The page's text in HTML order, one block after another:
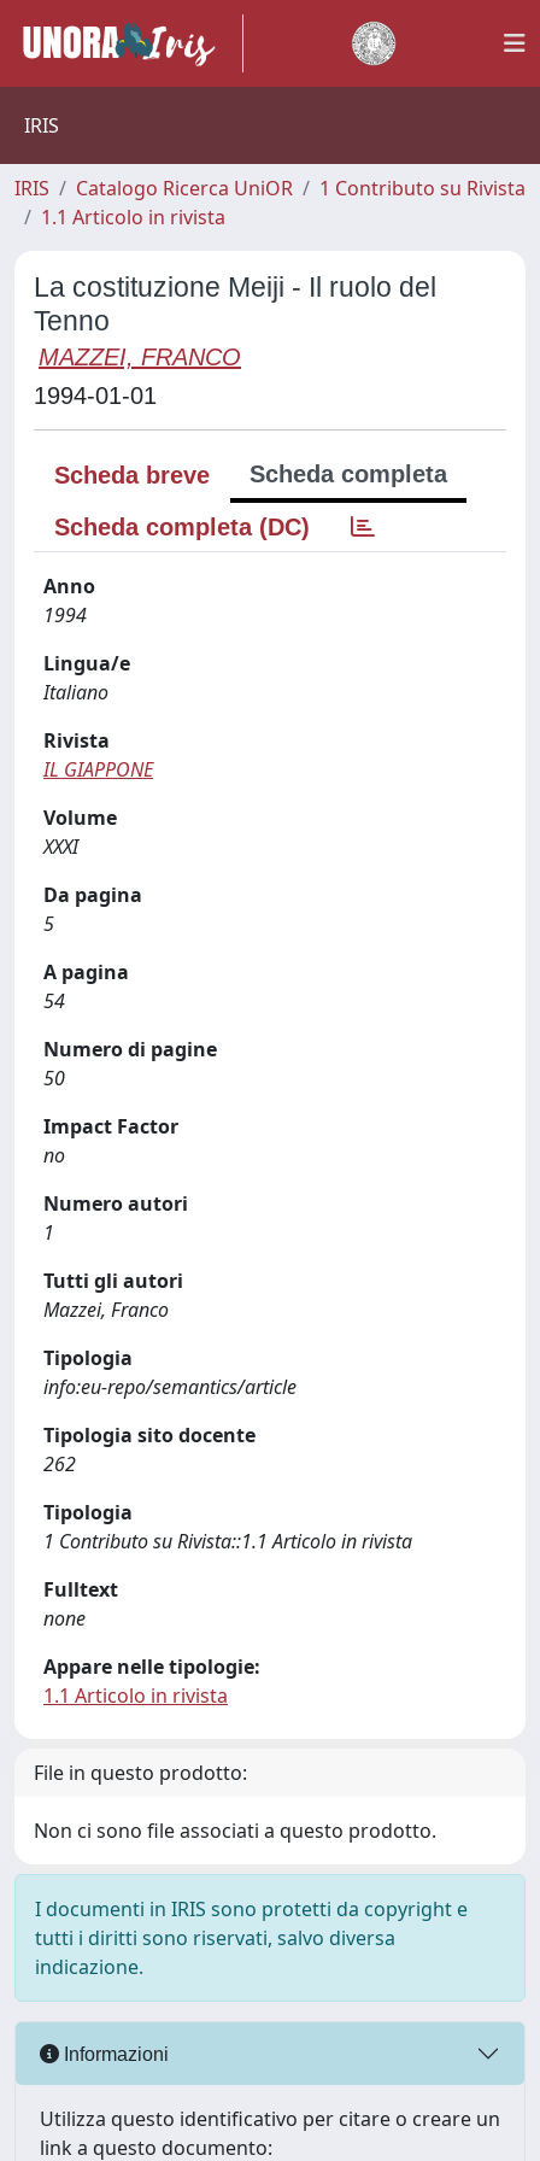
IRIS
IRIS Catalogo Ricerca UniOR
1 Contributo su Rivista
1.1 Articolo in rivista
La costituzione Meiji - Il ruolo del
Tenno
MAZZEI, FRANCO
1994-01-01
Scheda breve
Scheda completa
Scheda completa (DC)
Anno
1994
Lingua/e
Italiano
Rivista
IL GIAPPONE
Volume
XXXI
Da pagina
5
A pagina
54
Numero di pagine
50
Impact Factor
no
Numero autori
1
Tutti gli autori
Mazzei, Franco
Tipologia
info:eu-repo/semantics/article
Tipologia sito docente
262
Tipologia
1 Contributo su Rivista::1.1 Articolo in rivista
Fulltext
none
Appare nelle tipologie:
1.1 Articolo in rivista
File in questo prodotto:
Non ci sono file associati a questo prodotto.
I documenti in IRIS sono protetti da copyright e
tutti i diritti sono riservati, salvo diversa
indicazione.
Informazioni
Utilizza questo identificativo per citare o creare un
link a questo documento: